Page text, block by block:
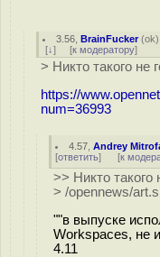
3.56 ,BrainFucker(ok
[↓] [к модератору]
> Никто такого не
https://
num=36993
4.57 ,Andrey
[ответить] [к
>> Никто такого
> /opennews/
""в выпуске
Workspaces, не
4.11